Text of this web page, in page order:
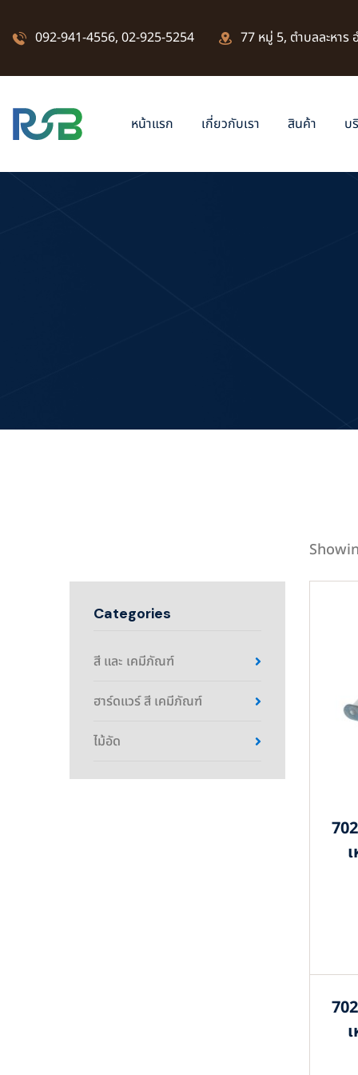
092-941-4556, 02-925-5254 77 หมู่ 5, ตำบลละหาร
หน้าแรก เกี่ยวกับเรา สินค้า บ
Categories
สี และ เคมีภัณฑ์
ฮาร์ดแวร์ สี เคมีภัณฑ์
ไม้อัด